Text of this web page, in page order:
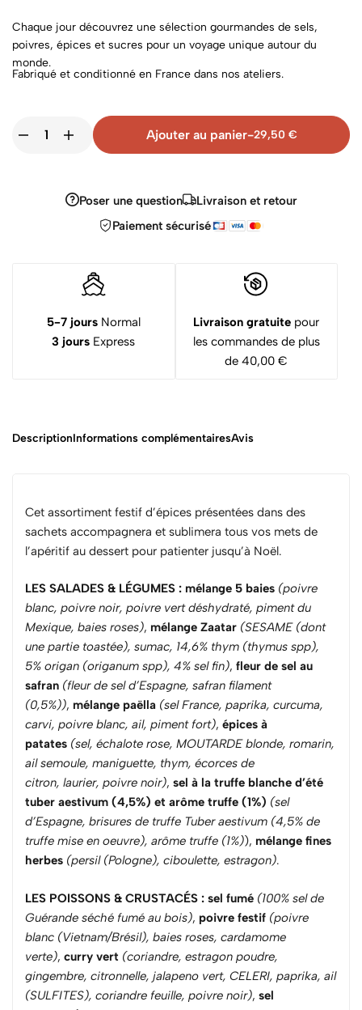
Chaque jour découvrez une sélection gourmandes de sels,
poivres, épices et sucres pour un voyage unique autour du
monde.
Fabriqué et conditionné en France dans nos ateliers.
Ajouter au panier-29,50 €
Poser une question
Livraison et retour
Paiement sécurisé
5-7 joursNormal
3 jours Express
Livraison gratuite pour
les commandes de plus
de 40,00 €
DescriptionInformations complémentairesAvis
Cet assortiment festif d’épices présentées dans des
sachets accompagnera et sublimera tous vos mets de
l’apéritif au dessert pour patienter jusqu’à Noël.
LES SALADES & LÉGUMES : mélange 5 baies (poivre
blanc, poivre noir, poivre vert déshydraté, piment du
Mexique, baies roses), mélange Zaatar (SESAME (dont
une partie toastée), sumac, 14,6% thym (thymus spp),
5% origan (origanum spp), 4% sel fin), fleur de sel au
safran (fleur de sel d’Espagne, safran filament
(0,5%)), mélange paëlla (sel France, paprika, curcuma,
carvi, poivre blanc, ail, piment fort), épices à
patates (sel, échalote rose, MOUTARDE blonde, romarin,
ail semoule, maniguette, thym, écorces de
citron, laurier, poivre noir), sel à la truffe blanche d’été
tuber aestivum (4,5%) et arôme truffe (1%) (sel
d’Espagne, brisures de truffe Tuber aestivum (4,5% de
truffe mise en oeuvre), arôme truffe (1%)), mélange fines
herbes (persil (Pologne), ciboulette, estragon).
LES POISSONS & CRUSTACÉS : sel fumé (100% sel de
Guérande séché fumé au bois), poivre festif (poivre
blanc (Vietnam/Brésil), baies roses, cardamome
verte), curry vert (coriandre, estragon poudre,
gingembre, citronnelle, jalapeno vert, CELERI, paprika, ail
(SULFITES), coriandre feuille, poivre noir), sel